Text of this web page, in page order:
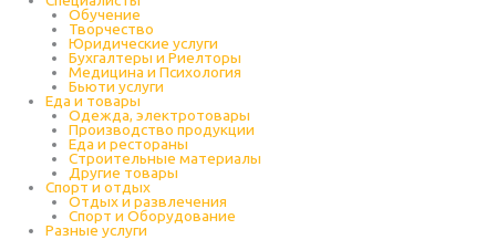
Обучение
Творчество
Юридические услуги
Бухгалтеры и Риелторы
Медицина и Психология
Бьюти услуги
Еда и товары
Одежда, электротовары
Производство продукции
Еда и рестораны
Строительные материалы
Другие товары
Спорт и отдых
Отдых и развлечения
Спорт и Оборудование
Разные услуги